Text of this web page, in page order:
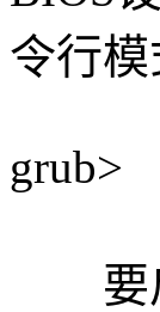
令行模
grub>
要启